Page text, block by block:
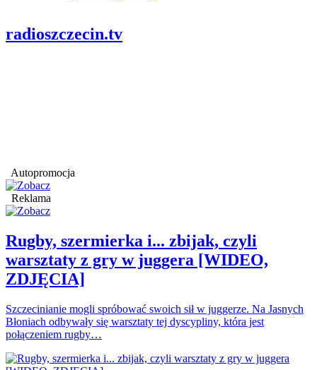
radioszczecin.tv
Autopromocja
Reklama
Rugby, szermierka i... zbijak, czyli
warsztaty z gry w juggera [WIDEO,
ZDJĘCIA]
Szczecinianie mogli spróbować swoich sił w juggerze. Na Jasnych
Błoniach odbywały się warsztaty tej dyscypliny, która jest
połączeniem rugby…